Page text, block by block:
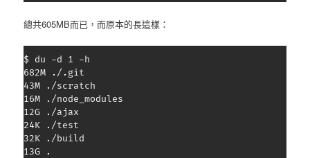
總共605MB而已，而原本的長這樣：
$ du -d 1 -h
682M ./.git
43M ./scratch
16M ./node_modules
12G ./ajax
24K ./test
32K ./build
13G .